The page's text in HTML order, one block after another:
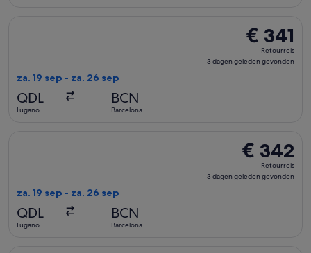
€ 341
Retourreis,
3
€ 341
Retourreis
3 dagen geleden gevonden
za. 19 sep - za. 26 sep
QDL
Lugano
BCN
Barcelona
€ 342
Retourreis,
3
€ 342
Retourreis
3 dagen geleden gevonden
za. 19 sep - za. 26 sep
QDL
Lugano
BCN
Barcelona